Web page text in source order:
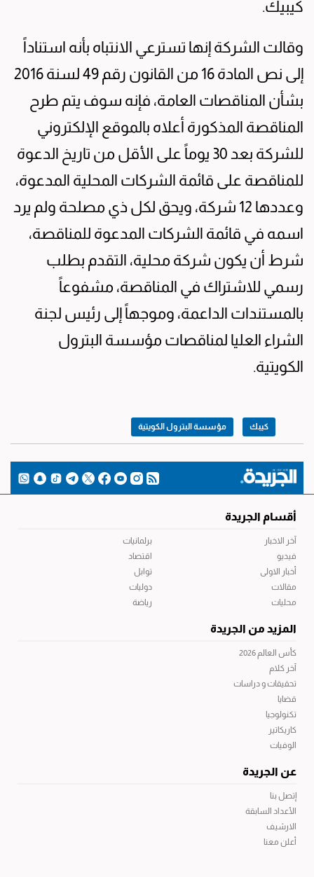
كيبيك.
وقالت الشركة إنها تسترعي الانتباه بأنه استناداً
إلى نص المادة 16 من القانون رقم 49 لسنة 2016
بشأن المناقصات العامة، فإنه سوف يتم طرح
المناقصة المذكورة أعلاه بالموقع الإلكتروني
للشركة بعد 30 يوماً على الأقل من تاريخ الدعوة
للمناقصة على قائمة الشركات المحلية المدعوة،
وعددها 12 شركة، ويحق لكل ذي مصلحة ولم يرد
اسمه في قائمة الشركات المدعوة للمناقصة،
شرط أن يكون شركة محلية، التقدم بطلب
رسمي للاشتراك في المناقصة، مشفوعاً
بالمستندات الداعمة، وموجهاً إلى رئيس لجنة
الشراء العليا لمناقصات مؤسسة البترول
الكويتية.
كيبك مؤسسة البترول الكويتية
أقسام الجريدة
آخر الاخبار
فيديو
أخبار الاولى
مقالات
محليات
برلمانيات
اقتصاد
توابل
دوليات
رياضة
المزيد من الجريدة
كأس العالم 2026
آخر كلام
تحقيقات و دراسات
قضايا
تكنولوجيا
كاريكاتير
الوفيات
عن الجريدة
إتصل بنا
الأعداد السابقة
الارشيف
أعلن معنا